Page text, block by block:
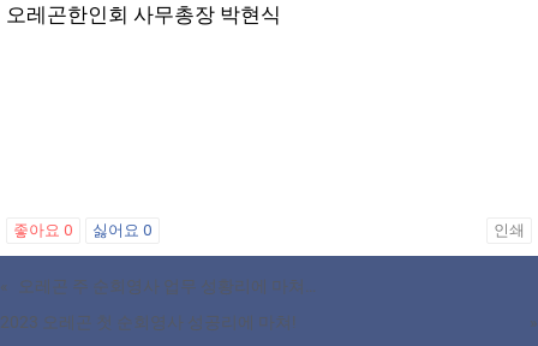
오레곤한인회 사무총장 박현식
좋아요 0 싫어요 0 인쇄
«
오레곤 주 순회영사 업무 성황리에 마쳐…
2023 오레곤 첫 순회영사 성공리에 마쳐!
»